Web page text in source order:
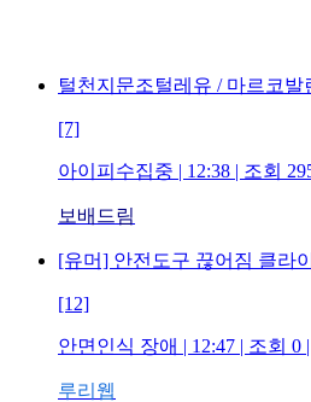
털천지문조털레유 / 마르코발
[7]
아이피수집중 | 12:38 | 조회
보배드림
[유머] 안전도구 끊어짐 클라
[12]
안면인식 장애 | 12:47 | 조회 0 |
루리웹